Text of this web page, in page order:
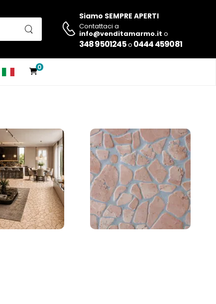
Siamo SEMPRE APERTI
Contattaci a
info@venditamarmo.it o
348 9501245o 0444 459081
0